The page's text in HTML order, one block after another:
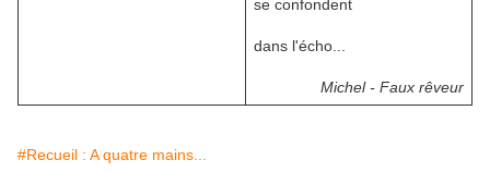
se confondent
dans l'écho...
Michel - Faux rêveur
#Recueil : A quatre mains...